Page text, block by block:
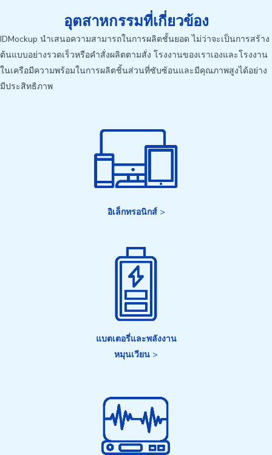
อุตสาหกรรมที่เกี่ยวข้อง
IDMockup นำเสนอความสามารถในการผลิตชั้นยอด ไม่ว่าจะเป็นการสร้าง
ต้นแบบอย่างรวดเร็วหรือคำสั่งผลิตตามสั่ง โรงงานของเราเองและโรงงาน
ในเครือมีความพร้อมในการผลิตชิ้นส่วนที่ซับซ้อนและมีคุณภาพสูงได้อย่าง
มีประสิทธิภาพ
อิเล็กทรอนิกส์>
แบตเตอรี่และพลังงาน
หมุนเวียน >